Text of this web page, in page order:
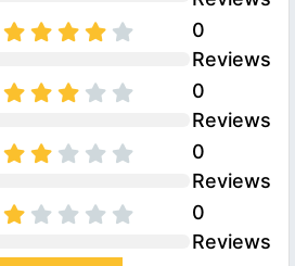
0
Reviews
0
Reviews
0
Reviews
0
Reviews